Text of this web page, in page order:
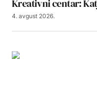
Kreativni centar:
4. avgust 2026.